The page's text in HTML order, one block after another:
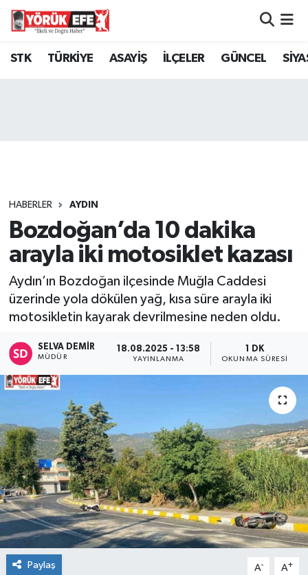
STK TÜRKİYE ASAYİŞ İLÇELER GÜNCEL
HABERLER AYDIN
Bozdoğan’da 10 dakika
arayla iki motosiklet kazası
Aydın’ın Bozdoğan ilçesinde Muğla Caddesi
üzerinde yola dökülen yağ, kısa süre arayla iki
motosikletin kayarak devrilmesine neden oldu.
SELVA DEMIR
MÜDÜR
18.08.2025 - 13:58
YAYINLANMA
1 DK
OKUNMA SÜRESI
Paylaş A- A+
Aydın Nöbetçi Eczaneler
Tüm Manşetler
Son Dakika Haberleri
Haber Arşivi